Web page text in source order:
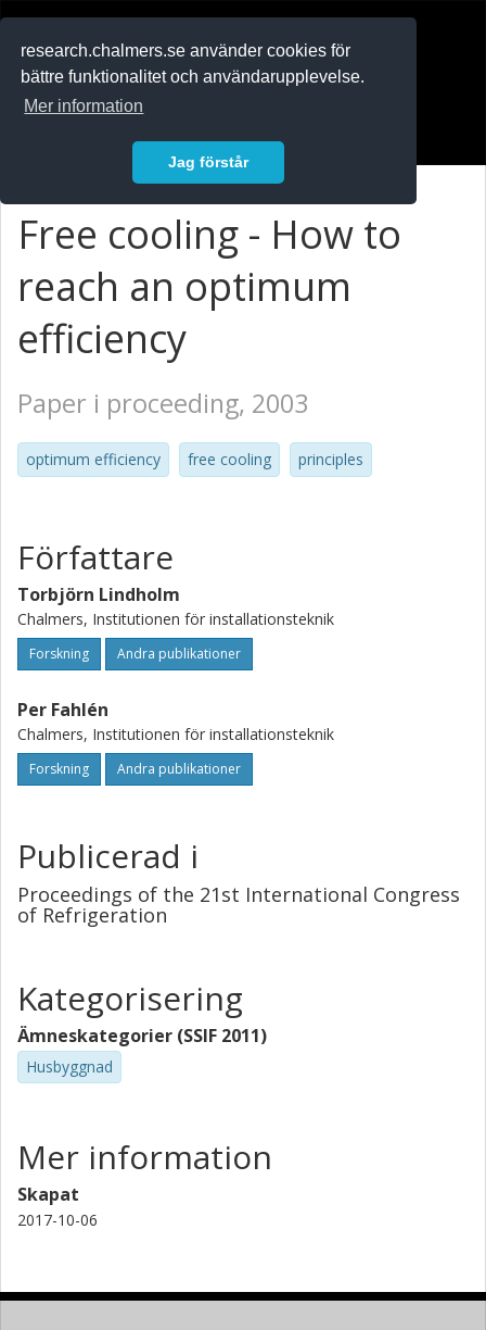
research.chalmers.se använder cookies för
bättre funktionalitet och användarupplevelse.
Mer information
Jag förstår
Free cooling - How to
reach an optimum
efficiency
Paper i proceeding, 2003
optimum efficiency free cooling principles
Författare
Torbjörn Lindholm
Chalmers, Institutionen för installationsteknik
Forskning Andra publikationer
Per Fahlén
Chalmers, Institutionen för installationsteknik
Forskning Andra publikationer
Publicerad i
Proceedings of the 21st International Congress
of Refrigeration
Kategorisering
Ämneskategorier (SSIF 2011)
Husbyggnad
Mer information
Skapat
2017-10-06